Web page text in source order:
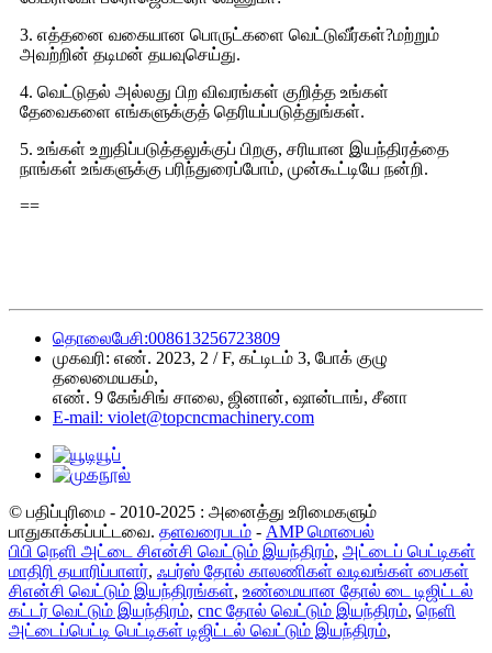
3. எத்தனை வகையான பொருட்களை வெட்டுவீர்கள்?மற்றும்
அவற்றின் தடிமன் தயவுசெய்து.
4. வெட்டுதல் அல்லது பிற விவரங்கள் குறித்த உங்கள்
தேவைகளை எங்களுக்குத் தெரியப்படுத்துங்கள்.
5. உங்கள் உறுதிப்படுத்தலுக்குப் பிறகு, சரியான இயந்திரத்தை
நாங்கள் உங்களுக்கு பரிந்துரைப்போம், முன்கூட்டியே நன்றி.
==
தொலைபேசி:008613256723809
முகவரி: எண். 2023, 2 / F, கட்டிடம் 3, போக் குழு
தலைமையகம்,
எண். 9 கேங்சிங் சாலை, ஜினான், ஷான்டாங், சீனா
E-mail: violet@topcncmachinery.com
© பதிப்புரிமை - 2010-2025 : அனைத்து உரிமைகளும்
பாதுகாக்கப்பட்டவை. தளவரைபடம் - AMP மொபைல்
பிபி நெளி அட்டை சிஎன்சி வெட்டும் இயந்திரம், அட்டைப் பெட்டிகள்
மாதிரி தயாரிப்பாளர், ஃபர்ஸ் தோல் காலணிகள் வடிவங்கள் பைகள்
சிஎன்சி வெட்டும் இயந்திரங்கள், உண்மையான தோல் டை டிஜிட்டல்
கட்டர் வெட்டும் இயந்திரம், cnc தோல் வெட்டும் இயந்திரம், நெளி
அட்டைப்பெட்டி பெட்டிகள் டிஜிட்டல் வெட்டும் இயந்திரம்,